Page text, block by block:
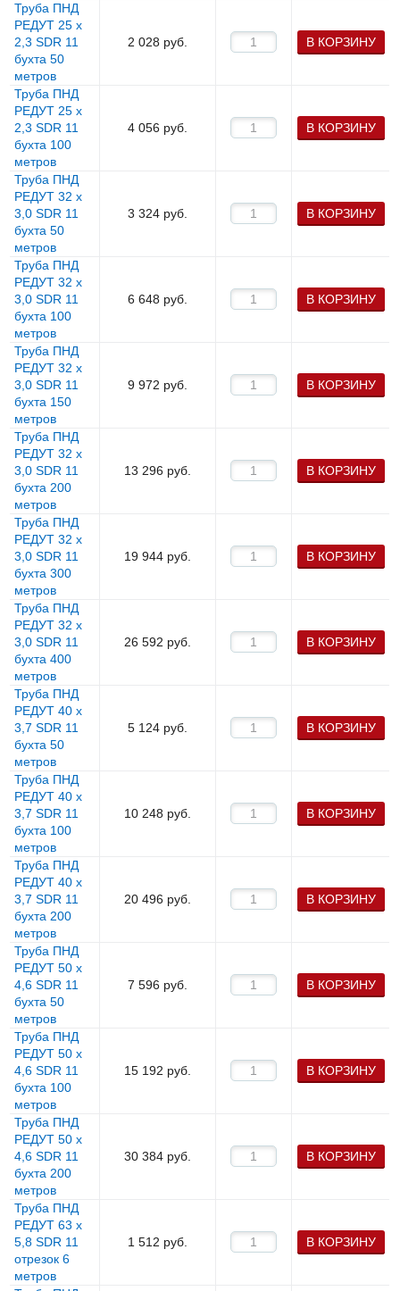
Труба ПНД
РЕДУТ 25 х
2,3 SDR 11
бухта 50
метров
2 028 руб. В КОРЗИНУ
Труба ПНД
РЕДУТ 25 х
2,3 SDR 11
бухта 100
метров
4 056 руб. В КОРЗИНУ
Труба ПНД
РЕДУТ 32 х
3,0 SDR 11
бухта 50
метров
3 324 руб. В КОРЗИНУ
Труба ПНД
РЕДУТ 32 х
3,0 SDR 11
бухта 100
метров
6 648 руб. В КОРЗИНУ
Труба ПНД
РЕДУТ 32 х
3,0 SDR 11
бухта 150
метров
9 972 руб. В КОРЗИНУ
Труба ПНД
РЕДУТ 32 х
3,0 SDR 11
бухта 200
метров
13 296 руб. В КОРЗИНУ
Труба ПНД
РЕДУТ 32 х
3,0 SDR 11
бухта 300
метров
19 944 руб. В КОРЗИНУ
Труба ПНД
РЕДУТ 32 х
3,0 SDR 11
бухта 400
метров
26 592 руб. В КОРЗИНУ
Труба ПНД
РЕДУТ 40 х
3,7 SDR 11
бухта 50
метров
5 124 руб. В КОРЗИНУ
Труба ПНД
РЕДУТ 40 х
3,7 SDR 11
бухта 100
метров
10 248 руб. В КОРЗИНУ
Труба ПНД
РЕДУТ 40 х
3,7 SDR 11
бухта 200
метров
20 496 руб. В КОРЗИНУ
Труба ПНД
РЕДУТ 50 х
4,6 SDR 11
бухта 50
метров
7 596 руб. В КОРЗИНУ
Труба ПНД
РЕДУТ 50 х
4,6 SDR 11
бухта 100
метров
15 192 руб. В КОРЗИНУ
Труба ПНД
РЕДУТ 50 х
4,6 SDR 11
бухта 200
метров
30 384 руб. В КОРЗИНУ
Труба ПНД
РЕДУТ 63 х
5,8 SDR 11
отрезок 6
метров
1 512 руб. В КОРЗИНУ